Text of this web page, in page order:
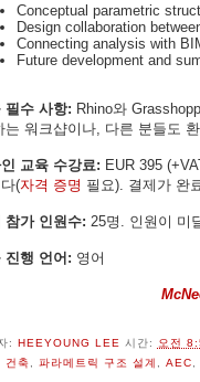
Conceptual parametric
Design collaboration
Connecting analysis with
Future development and
필수 사항: Rhino와
는 워크샵이나, 다른 분들도
교육 수강료: EUR 395
(자격 증명 필요). 결제가 완
참가 인원수: 25명. 인원이 미
진행 언어: 영어
: HEEYOUNG LEE 시간: 오전
건축 파라메트릭 구조 설계 AEC